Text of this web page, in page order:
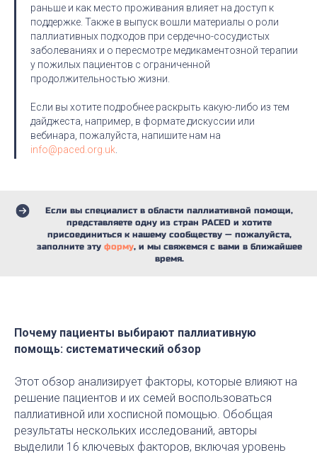
раньше и как место проживания влияет на доступ к
поддержке. Также в выпуск вошли материалы о роли
паллиативных подходов при сердечно-сосудистых
заболеваниях и о пересмотре медикаментозной терапии
у пожилых пациентов с ограниченной
продолжительностью жизни.
Если вы хотите подробнее раскрыть какую-либо из тем
дайджеста, например, в формате дискуссии или
вебинара, пожалуйста, напишите нам на
info@paced.org.uk
Если вы специалист в области паллиативной помощи,
представляете одну из стран PACED и хотите
присоединиться к нашему сообществу — пожалуйста,
заполните эту форму, и мы свяжемся с вами в ближайшее
время.
Почему пациенты выбирают паллиативную
помощь: систематический обзор
Этот обзор анализирует факторы, которые влияют на
решение пациентов и их семей воспользоваться
паллиативной или хосписной помощью. Обобщая
результаты нескольких исследований, авторы
выделили 16 ключевых факторов, включая уровень